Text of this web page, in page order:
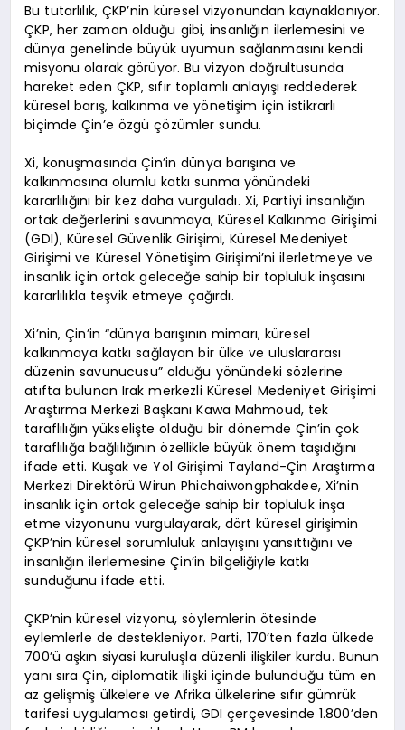
Bu tutarlılık, ÇKP’nin küresel vizyonundan kaynaklanıyor.
ÇKP, her zaman olduğu gibi, insanlığın ilerlemesini ve
dünya genelinde büyük uyumun sağlanmasını kendi
misyonu olarak görüyor. Bu vizyon doğrultusunda
hareket eden ÇKP, sıfır toplamlı anlayışı reddederek
küresel barış, kalkınma ve yönetişim için istikrarlı
biçimde Çin’e özgü çözümler sundu.
Xi, konuşmasında Çin’in dünya barışına ve
kalkınmasına olumlu katkı sunma yönündeki
kararlılığını bir kez daha vurguladı. Xi, Partiyi insanlığın
ortak değerlerini savunmaya, Küresel Kalkınma Girişimi
(GDI), Küresel Güvenlik Girişimi, Küresel Medeniyet
Girişimi ve Küresel Yönetişim Girişimi’ni ilerletmeye ve
insanlık için ortak geleceğe sahip bir topluluk inşasını
kararlılıkla teşvik etmeye çağırdı.
Xi’nin, Çin’in “dünya barışının mimarı, küresel
kalkınmaya katkı sağlayan bir ülke ve uluslararası
düzenin savunucusu” olduğu yönündeki sözlerine
atıfta bulunan Irak merkezli Küresel Medeniyet Girişimi
Araştırma Merkezi Başkanı Kawa Mahmoud, tek
taraflılığın yükselişte olduğu bir dönemde Çin’in çok
taraflılığa bağlılığının özellikle büyük önem taşıdığını
ifade etti. Kuşak ve Yol Girişimi Tayland-Çin Araştırma
Merkezi Direktörü Wirun Phichaiwongphakdee, Xi’nin
insanlık için ortak geleceğe sahip bir topluluk inşa
etme vizyonunu vurgulayarak, dört küresel girişimin
ÇKP’nin küresel sorumluluk anlayışını yansıttığını ve
insanlığın ilerlemesine Çin’in bilgeliğiyle katkı
sunduğunu ifade etti.
ÇKP’nin küresel vizyonu, söylemlerin ötesinde
eylemlerle de destekleniyor. Parti, 170’ten fazla ülkede
700’ü aşkın siyasi kuruluşla düzenli ilişkiler kurdu. Bunun
yanı sıra Çin, diplomatik ilişki içinde bulunduğu tüm en
az gelişmiş ülkelere ve Afrika ülkelerine sıfır gümrük
tarifesi uygulaması getirdi, GDI çerçevesinde 1.800’den